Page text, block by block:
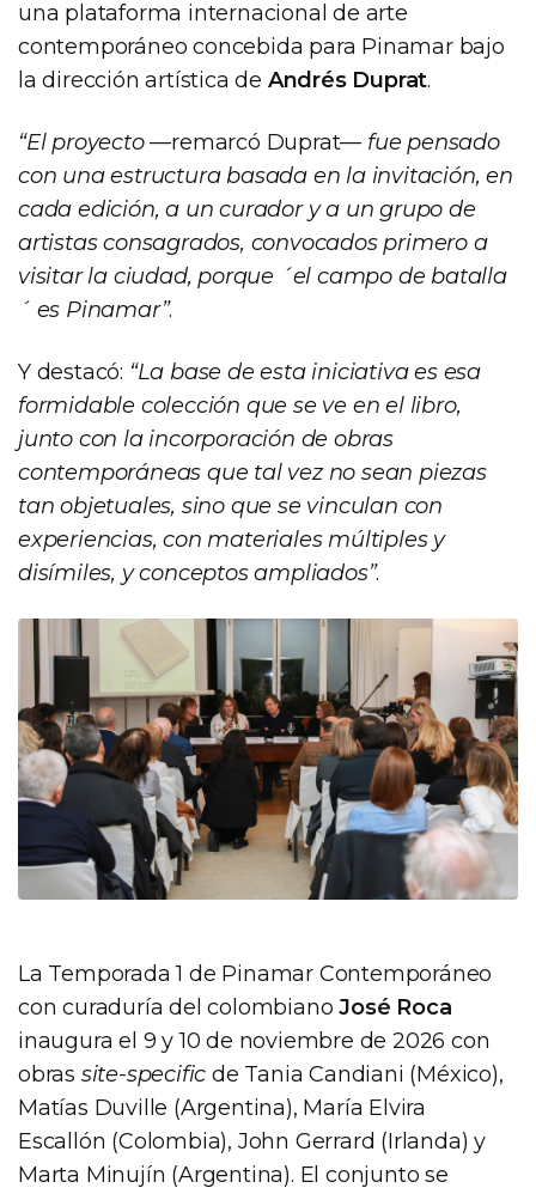
una plataforma internacional de arte
contemporáneo concebida para Pinamar bajo
la dirección artística de Andrés Duprat.
“El proyecto—remarcó Duprat— fue pensado
con una estructura basada en la invitación, en
cada edición, a un curador y a un grupo de
artistas consagrados, convocados primero a
visitar la ciudad, porque ´el campo de batalla
´ es Pinamar”.
Y destacó: “La base de esta iniciativa es esa
formidable colección que se ve en el libro,
junto con la incorporación de obras
contemporáneas que tal vez no sean piezas
tan objetuales, sino que se vinculan con
experiencias, con materiales múltiples y
disímiles, y conceptos ampliados”.
La Temporada 1 de Pinamar Contemporáneo
con curaduría del colombianoJosé Roca
inaugura el 9 y 10 de noviembre de 2026 con
obras site-specific de Tania Candiani (México),
Matías Duville (Argentina), María Elvira
Escallón (Colombia), John Gerrard (Irlanda) y
Marta Minujín (Argentina). El conjunto se